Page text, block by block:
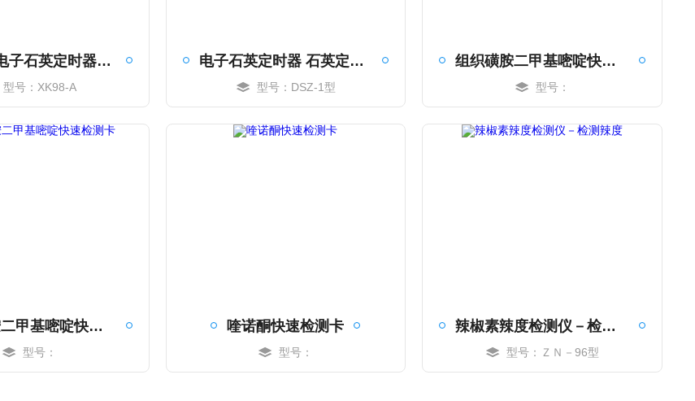
XK98-A电子石英定时器定时钟 电子定时器
型号：XK98-A
电子石英定时器 石英定时钟 指针式定时钟
型号：DSZ-1型
组织磺胺二甲基嘧啶快速检测卡
型号：
牛奶磺胺二甲基嘧啶快速检测卡
型号：
喹诺酮快速检测卡
型号：
辣椒素辣度检测仪－检测辣度
型号：ＺＮ－96型